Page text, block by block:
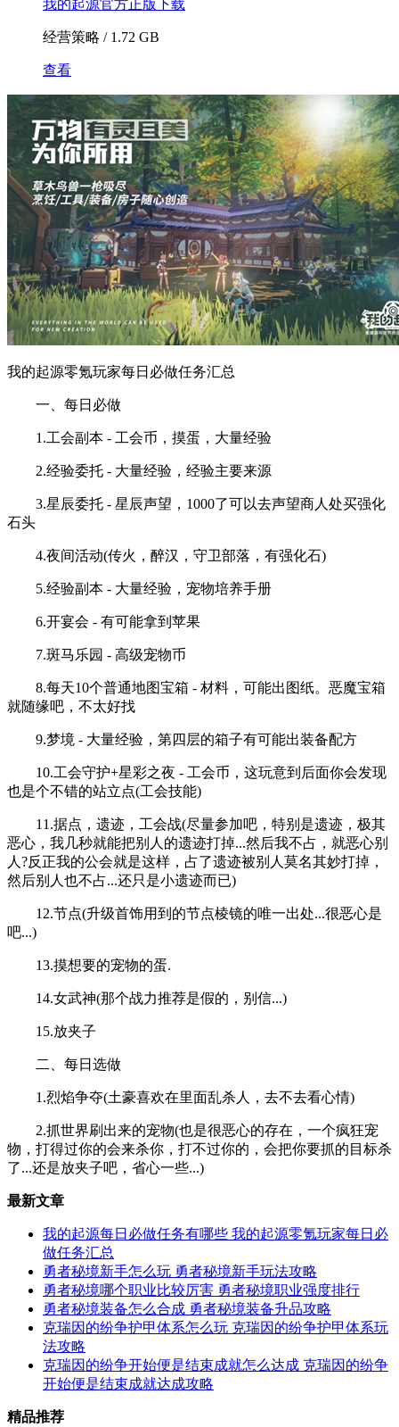
我的起源官方正版下载
经营策略 / 1.72 GB
查看
我的起源零氪玩家每日必做任务汇总
一、每日必做
1.工会副本 - 工会币，摸蛋，大量经验
2.经验委托 - 大量经验，经验主要来源
3.星辰委托 - 星辰声望，1000了可以去声望商人处买强化
石头
4.夜间活动(传火，醉汉，守卫部落，有强化石)
5.经验副本 - 大量经验，宠物培养手册
6.开宴会 - 有可能拿到苹果
7.斑马乐园 - 高级宠物币
8.每天10个普通地图宝箱 - 材料，可能出图纸。恶魔宝箱
就随缘吧，不太好找
9.梦境 - 大量经验，第四层的箱子有可能出装备配方
10.工会守护+星彩之夜 - 工会币，这玩意到后面你会发现
也是个不错的站立点(工会技能)
11.据点，遗迹，工会战(尽量参加吧，特别是遗迹，极其
恶心，我几秒就能把别人的遗迹打掉...然后我不占，就恶心别
人?反正我的公会就是这样，占了遗迹被别人莫名其妙打掉，
然后别人也不占...还只是小遗迹而已)
12.节点(升级首饰用到的节点棱镜的唯一出处...很恶心是
吧...)
13.摸想要的宠物的蛋.
14.女武神(那个战力推荐是假的，别信...)
15.放夹子
二、每日选做
1.烈焰争夺(土豪喜欢在里面乱杀人，去不去看心情)
2.抓世界刷出来的宠物(也是很恶心的存在，一个疯狂宠
物，打得过你的会来杀你，打不过你的，会把你要抓的目标杀
了...还是放夹子吧，省心一些...)
最新文章
我的起源每日必做任务有哪些 我的起源零氪玩家每日必
做任务汇总
勇者秘境新手怎么玩 勇者秘境新手玩法攻略
勇者秘境哪个职业比较厉害 勇者秘境职业强度排行
勇者秘境装备怎么合成 勇者秘境装备升品攻略
克瑞因的纷争护甲体系怎么玩 克瑞因的纷争护甲体系玩
法攻略
克瑞因的纷争开始便是结束成就怎么达成 克瑞因的纷争
开始便是结束成就达成攻略
精品推荐